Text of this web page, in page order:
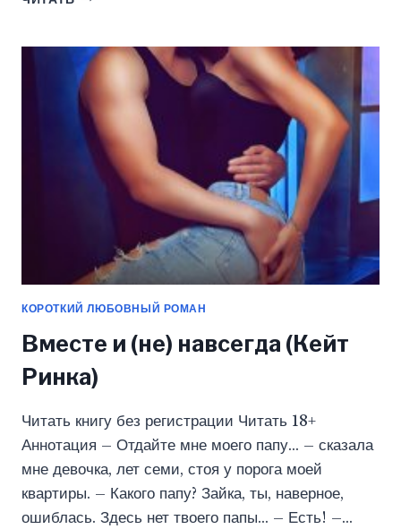
НАВСЕГДА
(КЕЙТ
РИНКА)
КОРОТКИЙ ЛЮБОВНЫЙ РОМАН
Вместе и (не) навсегда (Кейт
Ринка)
Читать книгу без регистрации Читать 18+
Аннотация – Отдайте мне моего папу… – сказала
мне девочка, лет семи, стоя у порога моей
квартиры. – Какого папу? Зайка, ты, наверное,
ошиблась. Здесь нет твоего папы… – Есть! –…